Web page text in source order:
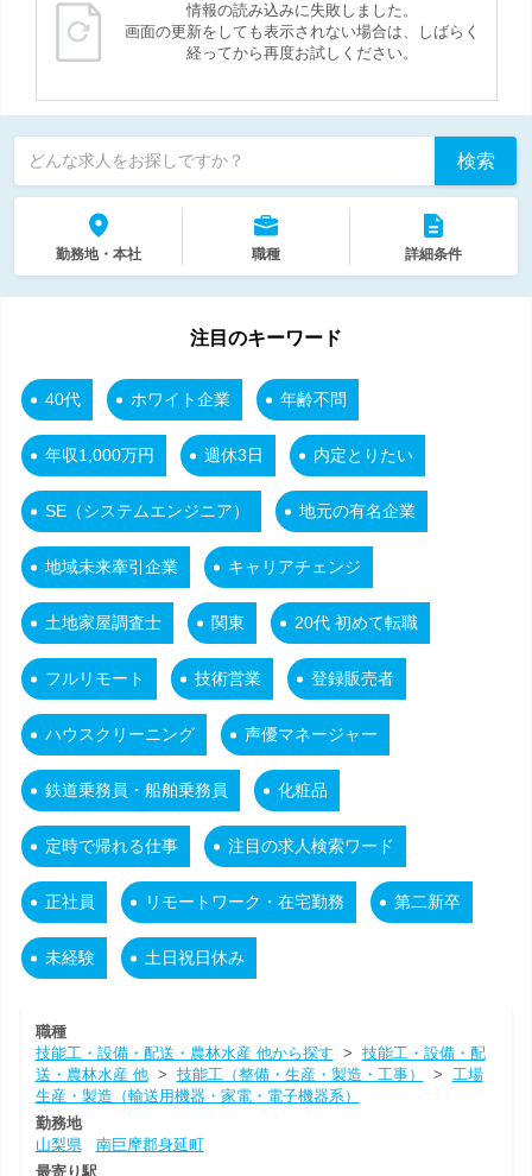
情報の読み込みに失敗しました。
画面の更新をしても表示されない場合は、しばらく
経ってから再度お試しください。
どんな求人をお探しですか？ 検索
勤務地・本社 職種 詳細条件
注目のキーワード
40代 ホワイト企業 年齢不問
年収1,000万円 週休3日 内定とりたい
SE（システムエンジニア） 地元の有名企業
地域未来牽引企業 キャリアチェンジ
土地家屋調査士 関東 20代 初めて転職
フルリモート 技術営業 登録販売者
ハウスクリーニング 声優マネージャー
鉄道乗務員・船舶乗務員 化粧品
定時で帰れる仕事 注目の求人検索ワード
正社員 リモートワーク・在宅勤務 第二新卒
未経験 土日祝日休み
職種
技能工・設備・配送・農林水産 他から探す > 技能工・設備・配
送・農林水産 他> 技能工（整備・生産・製造・工事） > 工場
生産・製造（輸送用機器・家電・電子機器系）
勤務地
山梨県
南巨摩郡身延町
最寄り駅